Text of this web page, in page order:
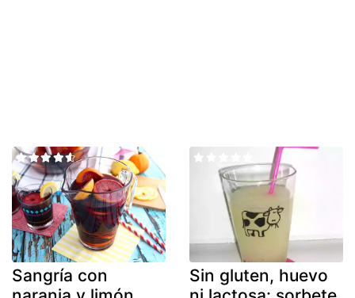
Sangría con
Sin gluten, huevo